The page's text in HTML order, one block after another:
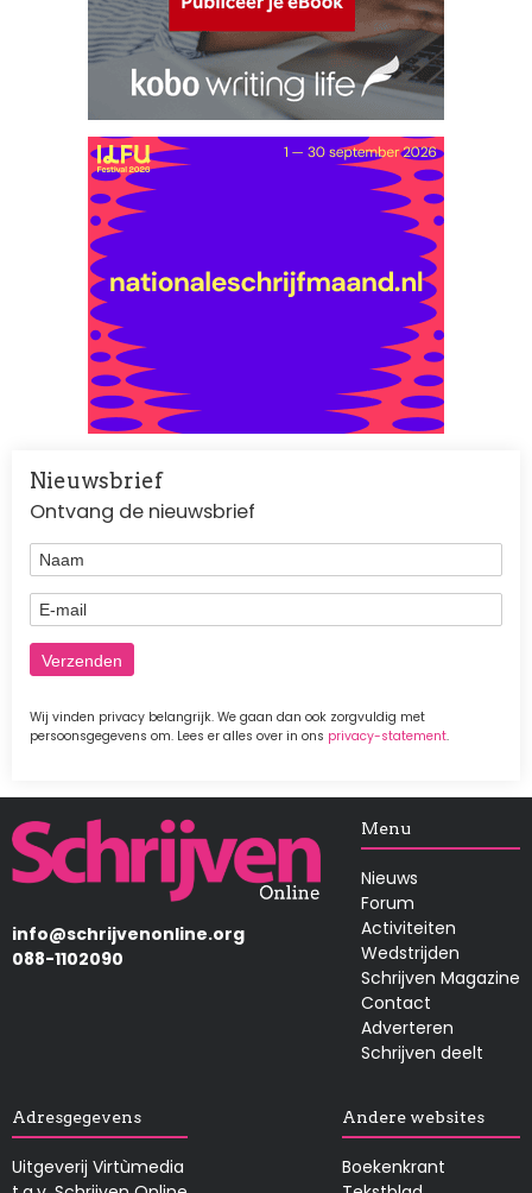
Nieuwsbrief
Ontvang de nieuwsbrief
Naam
E-mail
Wij vinden privacy belangrijk. We gaan dan ook zorgvuldig met
persoonsgegevens om. Lees er alles over in ons privacy-statement.
Afbeelding
info@schrijvenonline.org
088-1102090
Menu
Nieuws
Forum
Activiteiten
Wedstrijden
Schrijven Magazine
Contact
Adverteren
Schrijven deelt
Adresgegevens
Uitgeverij Virtùmedia
Andere websites
Boekenkrant